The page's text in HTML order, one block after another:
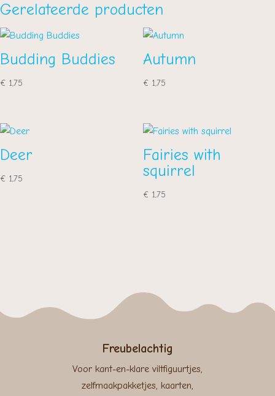
Gerelateerde producten
Budding Buddies
€ 1,75
Autumn
€1,75
Deer
€ 1,75
Fairies with
squirrel
€1,75
Freubelachtig
Voor kant-en-klare viltfiguurtjes,
zelfmaakpakketjes, kaarten,